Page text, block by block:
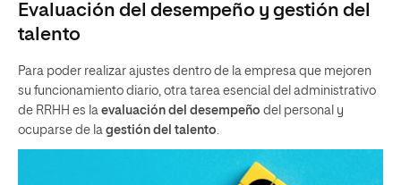
Evaluación del desempeño y gestión del
talento
Para poder realizar ajustes dentro de la empresa que mejoren
su funcionamiento diario, otra tarea esencial del administrativo
de RRHH es la evaluación del desempeño del personal y
ocuparse de la gestión del talento.